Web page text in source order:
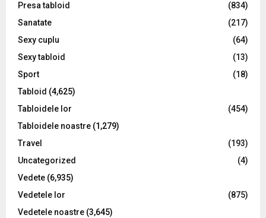
Presa tabloid
(834)
Sanatate
(217)
Sexy cuplu
(64)
Sexy tabloid
(13)
Sport
(18)
Tabloid (4,625)
Tabloidele lor
(454)
Tabloidele noastre (1,279)
Travel
(193)
Uncategorized
(4)
Vedete (6,935)
Vedetele lor
(875)
Vedetele noastre (3,645)